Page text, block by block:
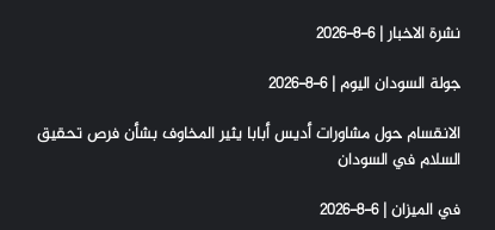
نشرة الاخبار | 6-8-2026
جولة السودان اليوم | 6-8-2026
الانقسام حول مشاورات أديس أبابا يثير المخاوف بشأن فرص تحقيق
السلام في السودان
في الميزان | 6-8-2026